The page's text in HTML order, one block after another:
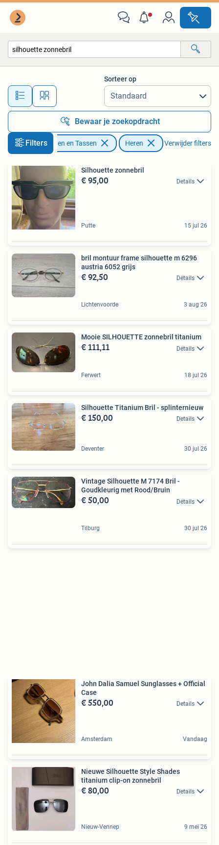
Alle afstanden…
Sorteer op
Bewaar je zoekopdracht
FiltersSieraden en Tassen Heren Verwijder filters
Silhouette zonnebril
€ 95,00 Details
Putte 15 jul 26
bril montuur frame silhouette m 6296
austria 6052 grijs
€ 92,50 Details
Lichtenvoorde 3 aug 26
Mooie SILHOUETTE zonnebril titanium
€ 111,11 Details
Ferwert 18 jul 26
Silhouette Titanium Bril - splinternieuw
€ 150,00 Details
Deventer 30 jul 26
Vintage Silhouette M 7174 Bril -
Goudkleurig met Rood/Bruin
€ 50,00 Details
Tilburg 30 jul 26
John Dalia Samuel Sunglasses + Official
Case
€ 550,00 Details
Amsterdam Vandaag
Nieuwe Silhouette Style Shades
titanium clip-on zonnebril
€ 80,00 Details
Nieuw-Vennep 9 mei 26